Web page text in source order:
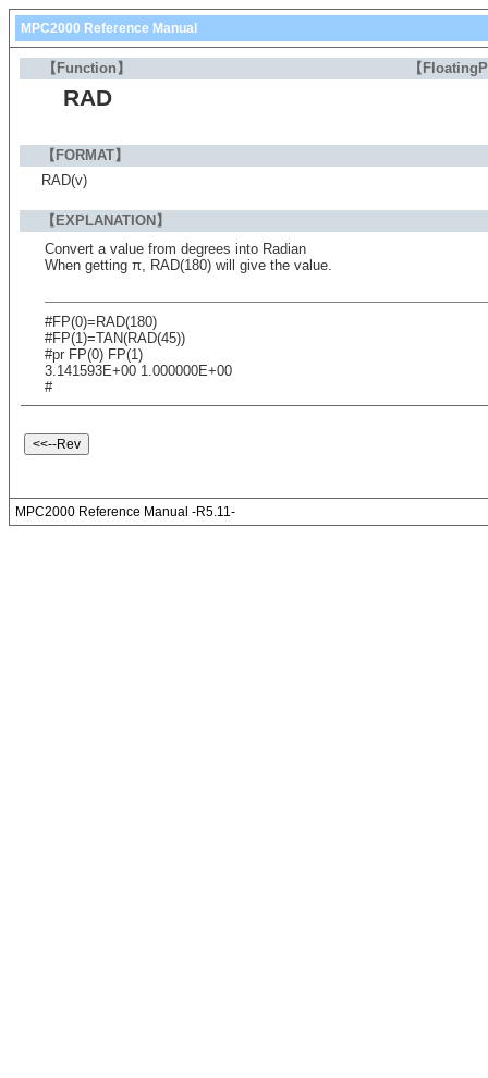
MPC2000 Reference Manual
【Function】 【
RAD
【FORMAT】
RAD(v)
【EXPLANATION】
Convert a value from degrees into Radian
When getting π, RAD(180) will give the value.
#FP(0)=RAD(180)
#FP(1)=TAN(RAD(45))
#pr FP(0) FP(1)
3.141593E+00 1.000000E+00
#
MPC2000 Reference Manual -R5.11-